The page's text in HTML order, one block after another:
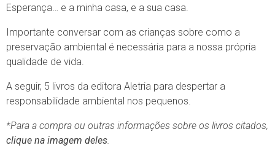
Esperança… e a minha casa, e a sua casa.
Importante conversar com as crianças sobre como a
preservação ambiental é necessária para a nossa própria
qualidade de vida.
A seguir, 5 livros da editora Aletria para despertar a
responsabilidade ambiental nos pequenos.
*Para a compra ou outras informações sobre os livros citados,
clique na imagem deles.